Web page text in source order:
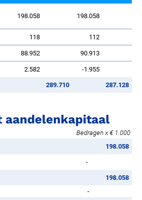
198.058 198.058
118 112
88.952 90.913
2.582 -1.955
289.710 287.128
aandelenkapitaal
Bedragen x € 1.000
198.058
-
198.058
-